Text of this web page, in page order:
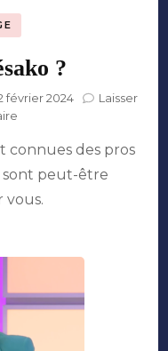
?
février 2024
Laisser
sur
B2B,
késako
connues des pros
sont peut-être
vous.